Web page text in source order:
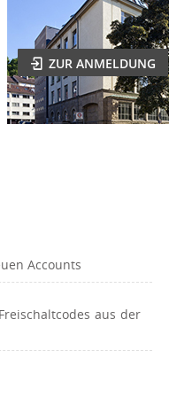
ZUR ANMELDUNG
Accounts
aus der